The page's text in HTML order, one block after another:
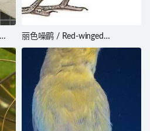
丽色噪鹛 / Red-winged
Laughingthrush / Trochalopteron
formosum